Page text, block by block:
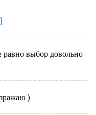
равно выбор довольно
)